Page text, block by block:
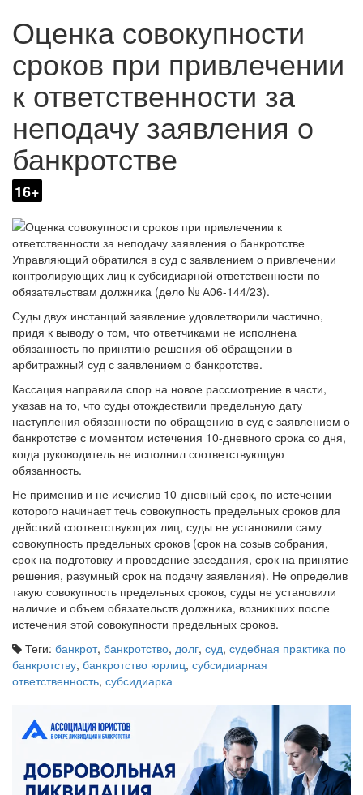
Оценка совокупности
сроков при привлечении
к ответственности за
неподачу заявления о
банкротстве
16+
Управляющий обратился в суд с заявлением о привлечении
контролирующих лиц к субсидиарной ответственности по
обязательствам должника (дело № А06-144/23).
Суды двух инстанций заявление удовлетворили частично,
придя к выводу о том, что ответчиками не исполнена
обязанность по принятию решения об обращении в
арбитражный суд с заявлением о банкротстве.
Кассация направила спор на новое рассмотрение в части,
указав на то, что суды отождествили предельную дату
наступления обязанности по обращению в суд с заявлением о
банкротстве с моментом истечения 10-дневного срока со дня,
когда руководитель не исполнил соответствующую
обязанность.
Не применив и не исчислив 10-дневный срок, по истечении
которого начинает течь совокупность предельных сроков для
действий соответствующих лиц, суды не установили саму
совокупность предельных сроков (срок на созыв собрания,
срок на подготовку и проведение заседания, срок на принятие
решения, разумный срок на подачу заявления). Не определив
такую совокупность предельных сроков, суды не установили
наличие и объем обязательств должника, возникших после
истечения этой совокупности предельных сроков.
Теги: банкрот, банкротство, долг, суд, судебная практика по
банкротству, банкротство юрлиц, субсидиарная
ответственность, субсидиарка